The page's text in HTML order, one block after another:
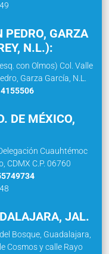
PEDRO, GARZA
N.L.):
con Olmos) Col. Valle
Garza García, N.L.
DE MÉXICO,
Cuauhtémoc
CDMX C.P. 06760
JAL.
Bosque, Guadalajara,
Cosmos y calle Rayo